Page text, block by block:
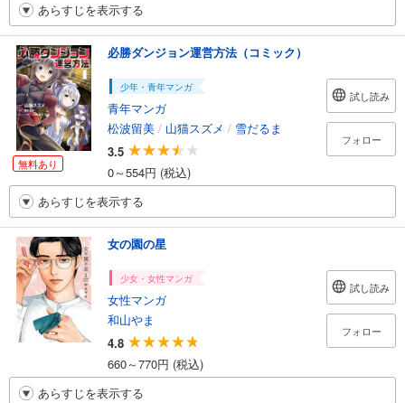
あらすじを表示する
無料あり
必勝ダンジョン運営方法（コミック）
少年・青年マンガ
青年マンガ
松波留美 / 山猫スズメ / 雪だるま
3.5
0～554円 (税込)
試し読み
フォロー
あらすじを表示する
女の園の星
少女・女性マンガ
女性マンガ
和山やま
4.8
660～770円 (税込)
試し読み
フォロー
あらすじを表示する